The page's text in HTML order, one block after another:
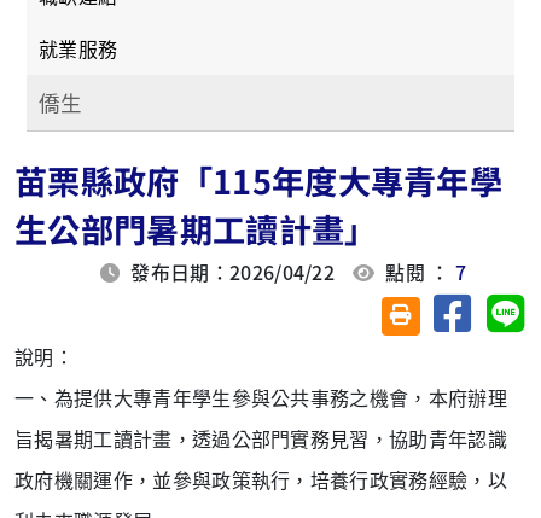
就業服務
僑生
苗栗縣政府「115年度大專青年學
生公部門暑期工讀計畫」
發布日期：2026/04/22 點閱 ：7
友善列印(另開視
分享至
說明：
一、為提供大專青年學生參與公共事務之機會，本府辦理
旨揭暑期工讀計畫，透過公部門實務見習，協助青年認識
政府機關運作，並參與政策執行，培養行政實務經驗，以